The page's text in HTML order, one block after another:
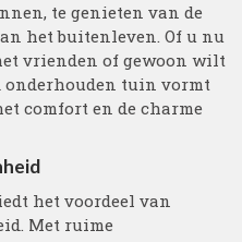
te genieten van de
het buitenleven. Of u nu
vrienden of gewoon wilt
onderhouden tuin vormt
comfort en de charme
het voordeel van
Met ruime